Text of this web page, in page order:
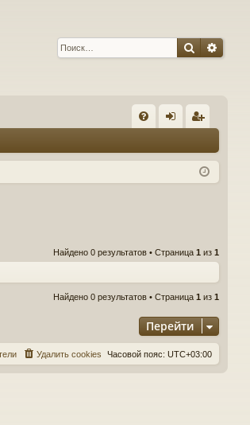
Поиск
Q д ис
Найдено 0 результатов • Страница 1 из 1
Найдено 0 результатов • Страница 1 из 1
Перейти
Часовой пояс: UTC+03:00
Удалить cookies